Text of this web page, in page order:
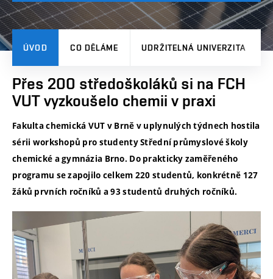
ÚVOD CO DĚLÁME UDRŽITELNÁ UNIVERZITA
Přes 200 středoškoláků si na FCH
VUT vyzkoušelo chemii v praxi
Fakulta chemická VUT v Brně v uplynulých týdnech hostila
sérii workshopů pro studenty Střední průmyslové školy
chemické a gymnázia Brno. Do prakticky zaměřeného
programu se zapojilo celkem 220 studentů, konkrétně 127
žáků prvních ročníků a 93 studentů druhých ročníků.